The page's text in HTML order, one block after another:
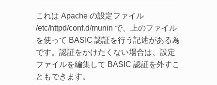
これは Apache の設定ファイル
/etc/httpd/conf.d/munin で、上のファイル
を使って BASIC 認証を行う記述がある為
です。認証をかけたくない場合は、設定
ファイルを編集して BASIC 認証を外すこ
ともできます。